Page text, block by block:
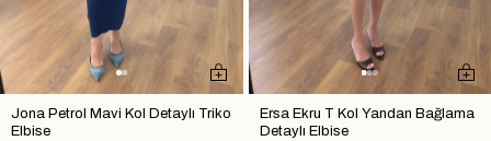
Jona Petrol Mavi Kol Detaylı Triko
Elbise
Ersa Ekru T Kol Yandan Bağlama
Detaylı Elbise